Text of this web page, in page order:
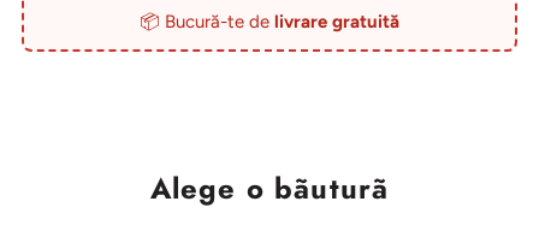
📦 Bucură-te de livrare gratuită
Alege o bãuturã